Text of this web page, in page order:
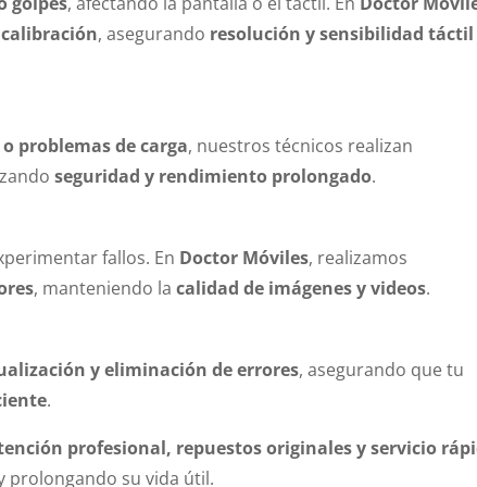
, asegurando resolución y sensibilidad táctil
problemas de carga, nuestros técnicos realizan
seguridad y rendimiento prolongado.
fallos. En Doctor Móviles, realizamos
, manteniendo lacalidad de imágenes y videos.
y eliminación de errores, asegurando que tu
.
profesional, repuestos originales y servicio
prolongando su vida útil.